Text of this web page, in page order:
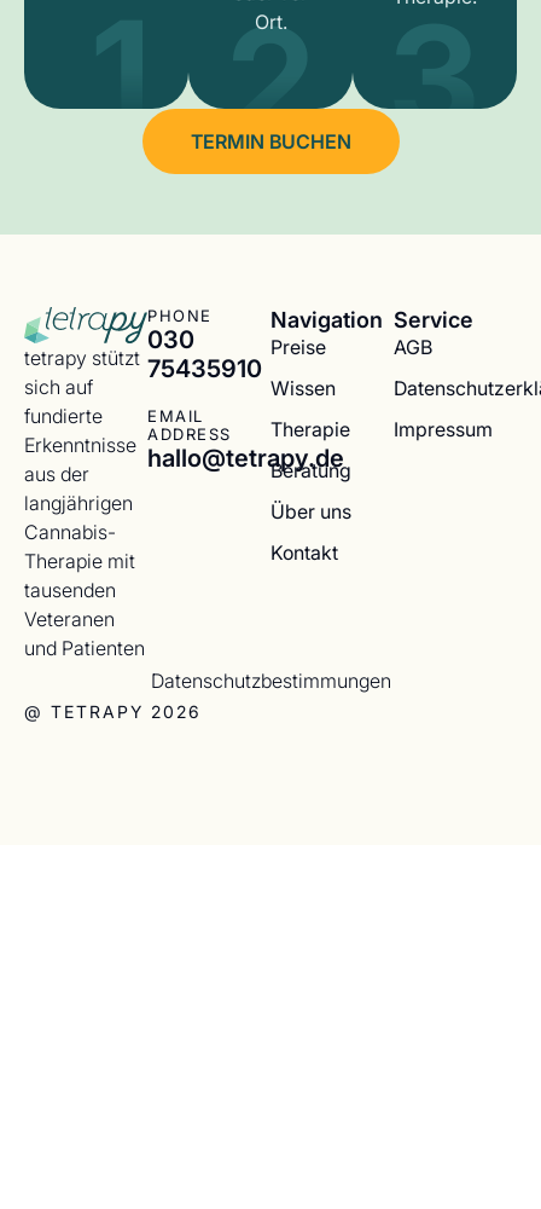
1
Ort.
2 3
TERMIN BUCHEN
tetrapy stützt
sich auf
fundierte
Erkenntnisse
aus der
langjährigen
Cannabis-
Therapie mit
tausenden
Veteranen
und Patienten
PHONE
030
75435910
EMAIL
ADDRESS
hallo@tetrapy.de
Navigation
Preise
Wissen
Therapie
Beratung
Über uns
Kontakt
Service
AGB
Impressum
@ TETRAPY 2026
Datenschutzbestimmungen